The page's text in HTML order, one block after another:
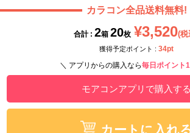
カラコン全品送料無料!
合計 : 2箱 20枚 ¥3,520(税
獲得予定ポイント : 34pt
＼ アプリからの購入なら毎日ポイント
モアコンアプリで購入する
カートに入れ